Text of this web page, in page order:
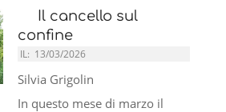
Il cancello sul
confine
IL: 13/03/2026
Silvia Grigolin
In questo mese di marzo il